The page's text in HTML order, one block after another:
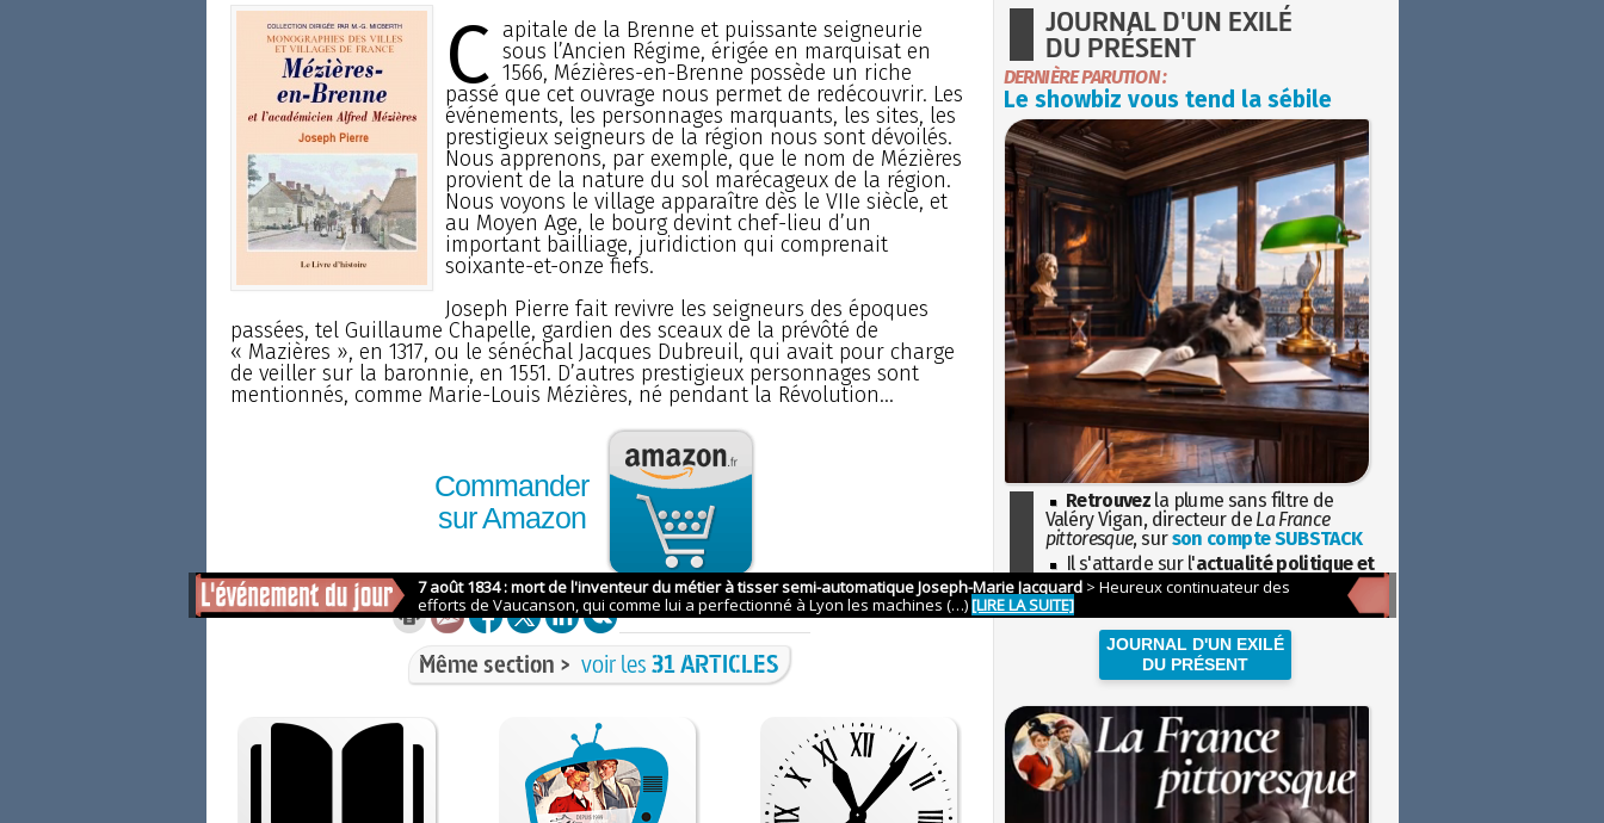
C apitale de la Brenne et puissante seigneurie
sous l’Ancien Régime, érigée en marquisat en
1566, Mézières-en-Brenne possède un riche
passé que cet ouvrage nous permet de redécouvrir. Les
événements, les personnages marquants, les sites, les
prestigieux seigneurs de la région nous sont dévoilés.
Nous apprenons, par exemple, que le nom de Mézières
provient de la nature du sol marécageux de la région.
Nous voyons le village apparaître dès le VIIe siècle, et
au Moyen Age, le bourg devint chef-lieu d’un
important bailliage, juridiction qui comprenait
soixante-et-onze fiefs.
Joseph Pierre fait revivre les seigneurs des époques
passées, tel Guillaume Chapelle, gardien des sceaux de la prévôté de
« Mazières », en 1317, ou le sénéchal Jacques Dubreuil, qui avait pour charge
de veiller sur la baronnie, en 1551. D’autres prestigieux personnages sont
mentionnés, comme Marie-Louis Mézières, né pendant la Révolution...
Commander
sur Amazon
Même section > voir les31 ARTICLES
JOURNAL D'UN EXILÉ
DU PRÉSENT
DERNIÈRE PARUTION :
Le showbiz vous tend la sébile
Retrouvez la plume sans filtre de
Valéry Vigan, directeur de La France
pittoresque, surson compte SUBSTACK
Il s'attarde sur l'actualité politique et
sociétaleavec la hauteur de vue de
l'Histoire
JOURNAL D'UN EXILÉ
DU PRÉSENT